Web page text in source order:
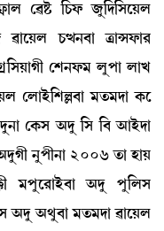
ë¯Ê¡ [W¡ó¡ \å[ƒ[ÎìÚº
W¡x>¤à yàXó¡à¹
ëÅ>ó¡³ ºåšà ºàJ
ëºàÒü[ÅÀ¤à ³t¡³ƒà A¡ì
ëA¡Î "ƒå [Î [¤ "àÒüƒà
>åšã>à 2006 t¡à ÒàÚ
³šåì¹àÒü¤à "ƒå šå[ºÎ
"ƒå "=å¤à ³t¡³ƒà ¯àìÚº